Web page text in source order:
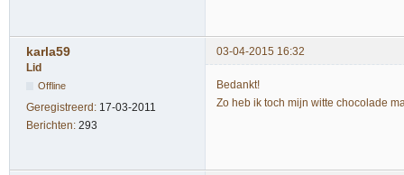
karla59
03-04-2015 16:32
Lid
Offline
Geregistreerd: 17-03-2011
Berichten: 293
Bedankt!
Zo heb ik toch mijn witte chocolade